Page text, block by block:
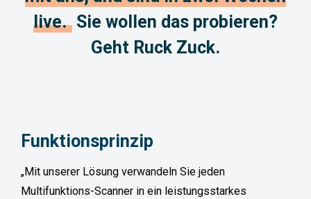
live. Sie wollen das probieren?
Geht Ruck Zuck.
Funktionsprinzip
„Mit unserer Lösung verwandeln Sie jeden
Multifunktions-Scanner in ein leistungsstarkes